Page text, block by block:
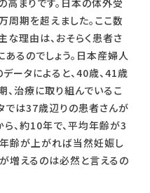
期を超えました。ここ数
理由は、おそらく患者さ
るのでしょう。日本産婦人
ータによると、40歳、41歳
、治療に取り組んでいるこ
では37歳辺りの患者さんが
、約10年で、平均年齢が3
齢が上がれば当然妊娠し
増えるのは必然と言えるの